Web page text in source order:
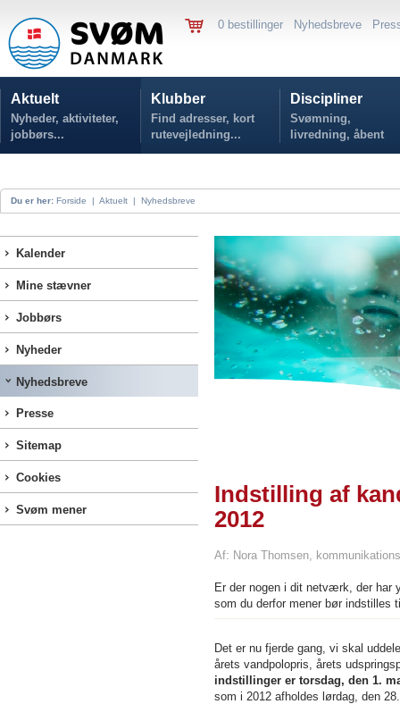
0 bestillinger Nyhedsbreve
Aktuelt
Nyheder, aktiviteter,
jobbørs...
Klubber
Find adresser, kort
rutevejledning...
Discipliner
Svømning,
livredning, åbent
vand...
Du er her: Forside | Aktuelt | Nyhedsbreve
Kalender
Mine stævner
Jobbørs
Nyheder
Nyhedsbreve
Presse
Sitemap
Cookies
Svøm mener
Indstilling af
2012
Af: Nora Thomsen,
Er der nogen i dit netværk, der har
som du derfor mener bør indstilles
Det er nu fjerde gang, vi skal
årets vandpolopris, årets
indstillinger er torsdag, den 1.
som i 2012 afholdes lørdag, den